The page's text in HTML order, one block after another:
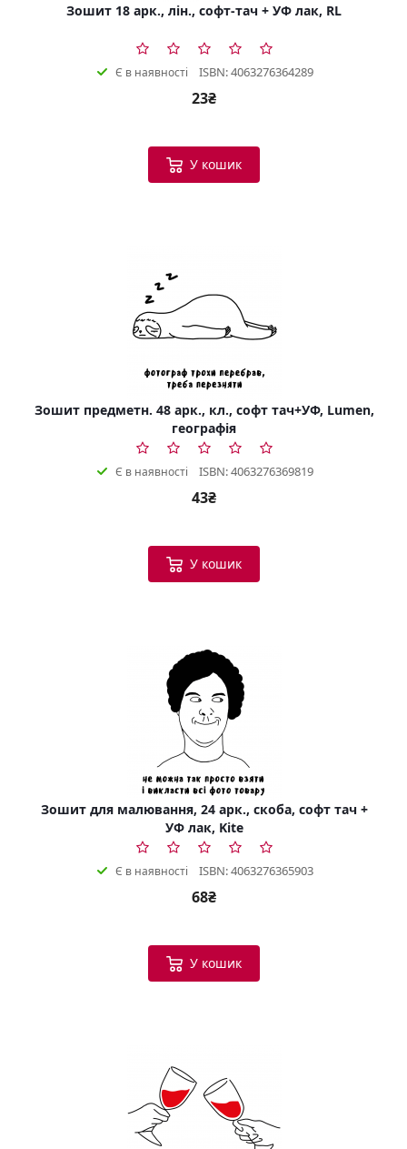
Зошит 18 арк., лін., софт-тач + УФ лак, RL
Є в наявності ISBN: 4063276364289
23₴
У кошик
Зошит предметн. 48 арк., кл., софт тач+УФ, Lumen,
географія
Є в наявності ISBN: 4063276369819
43₴
У кошик
Зошит для малювання, 24 арк., скоба, софт тач +
УФ лак, Kite
Є в наявності ISBN: 4063276365903
68₴
У кошик